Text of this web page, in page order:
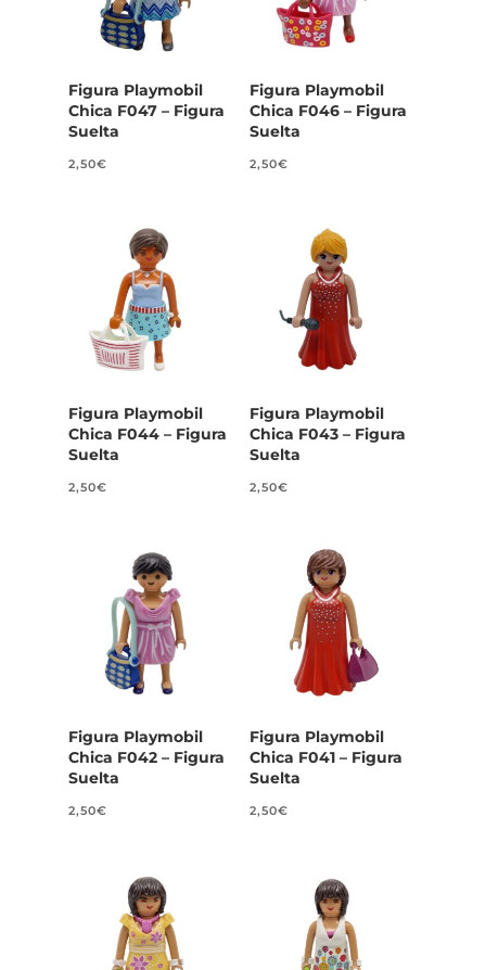
Figura Playmobil
Chica F047 – Figura
Suelta
2,50€
Figura Playmobil
Chica F046 – Figura
Suelta
2,50€
Figura Playmobil
Chica F044 – Figura
Suelta
2,50€
Figura Playmobil
Chica F043 – Figura
Suelta
2,50€
Figura Playmobil
Chica F042 – Figura
Suelta
2,50€
Figura Playmobil
Chica F041 – Figura
Suelta
2,50€